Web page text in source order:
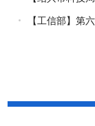
报工作的通知
【工信部】第